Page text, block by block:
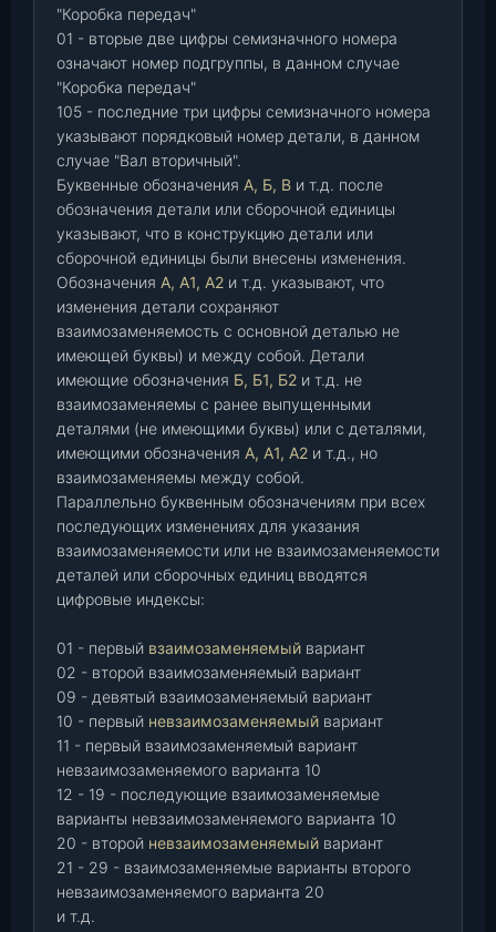
"Коробка передач"
01 - вторые две цифры семизначного номера
означают номер подгруппы, в данном случае
"Коробка передач"
105 - последние три цифры семизначного номера
указывают порядковый номер детали, в данном
случае "Вал вторичный".
Буквенные обозначения А, Б, В и т.д. после
обозначения детали или сборочной единицы
указывают, что в конструкцию детали или
сборочной единицы были внесены изменения.
Обозначения А, А1, А2 и т.д. указывают, что
изменения детали сохраняют
взаимозаменяемость с основной деталью не
имеющей буквы) и между собой. Детали
имеющие обозначения Б, Б1, Б2 и т.д. не
взаимозаменяемы с ранее выпущенными
деталями (не имеющими буквы) или с деталями,
имеющими обозначения А, А1, А2 и т.д., но
взаимозаменяемы между собой.
Параллельно буквенным обозначениям при всех
последующих изменениях для указания
взаимозаменяемости или не взаимозаменяемости
деталей или сборочных единиц вводятся
цифровые индексы:
01 - первый взаимозаменяемый вариант
02 - второй взаимозаменяемый вариант
09 - девятый взаимозаменяемый вариант
10 - первый невзаимозаменяемый вариант
11 - первый взаимозаменяемый вариант
невзаимозаменяемого варианта 10
12 - 19 - последующие взаимозаменяемые
варианты невзаимозаменяемого варианта 10
20 - второй невзаимозаменяемый вариант
21 - 29 - взаимозаменяемые варианты второго
невзаимозаменяемого варианта 20
и т.д.